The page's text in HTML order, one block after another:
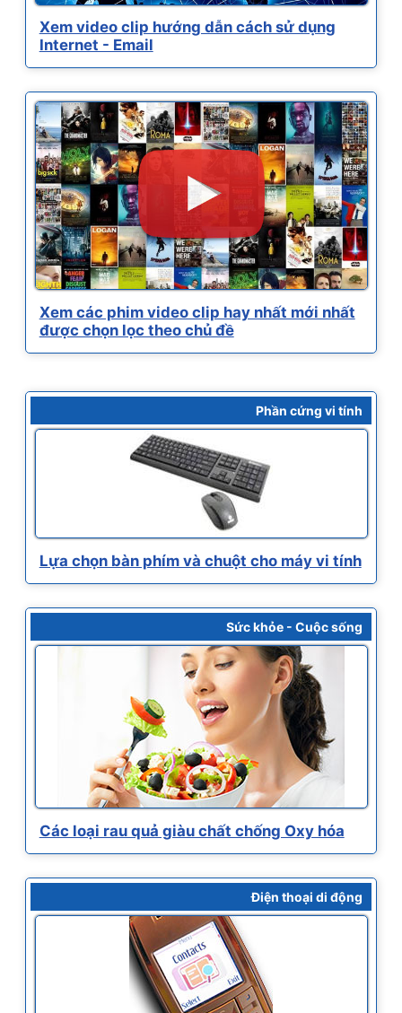
Xem video clip hướng dẫn cách sử dụng
Internet - Email
Xem các phim video clip hay nhất mới nhất
được chọn lọc theo chủ đề
Phần cứng vi tính
Lựa chọn bàn phím và chuột cho máy vi tính
Sức khỏe - Cuộc sống
Các loại rau quả giàu chất chống Oxy hóa
Điện thoại di động